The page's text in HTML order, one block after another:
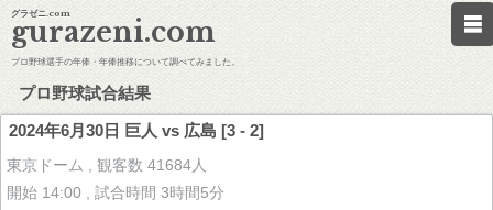
グラゼニ.com
gurazeni.com
プロ野球選手の年俸・年俸推移について調べてみました。
プロ野球試合結果
2024年6月30日 巨人 vs 広島 [3 - 2]
東京ドーム , 観客数 41684人
開始 14:00 , 試合時間 3時間5分